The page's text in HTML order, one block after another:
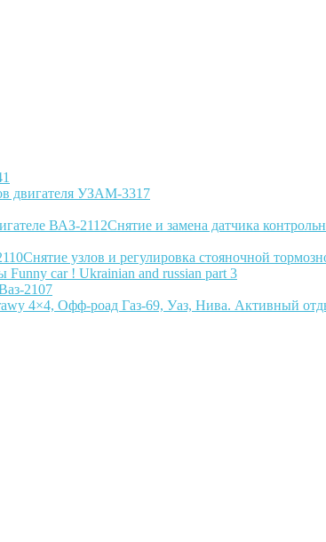
двигателя УЗАМ-3317
Снятие и замена датчика
Снятие узлов и регулировка стояночной
car ! Ukrainian and russian part 3
2107
4×4, Офф-роад Газ-69, Уаз, Нива. Активный